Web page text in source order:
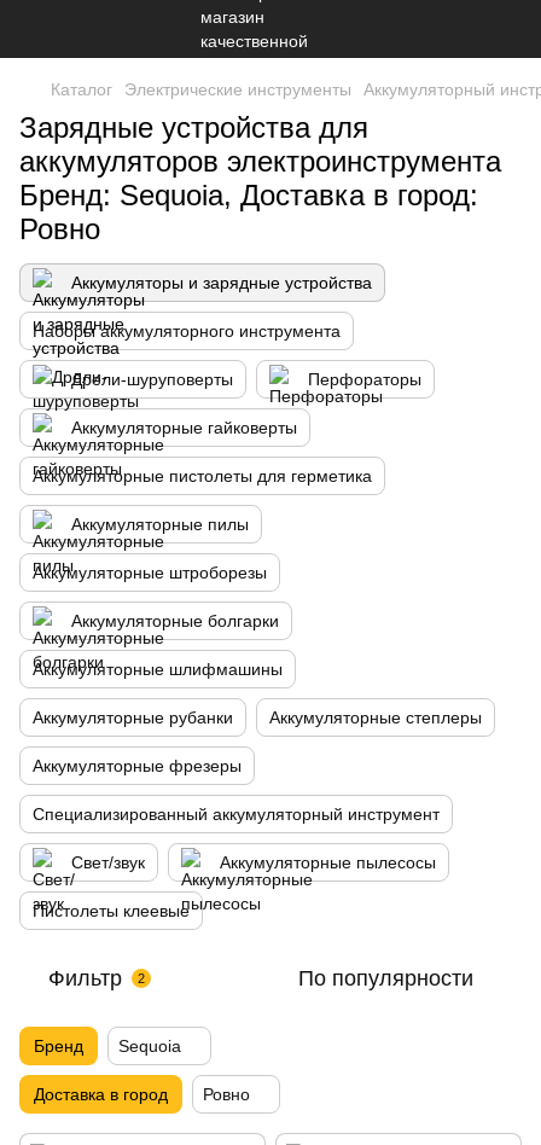
Каталог Электрические инструменты Аккумуляторный
Зарядные устройства для
аккумуляторов электроинструмента
Бренд: Sequoia, Доставка в город:
Ровно
Аккумуляторы и зарядные устройства
Наборы аккумуляторного инструмента
Дрели-шуруповерты Перфораторы
Аккумуляторные гайковерты
Аккумуляторные пистолеты для герметика
Аккумуляторные пилы
Аккумуляторные штроборезы
Аккумуляторные болгарки
Аккумуляторные шлифмашины
Аккумуляторные рубанки Аккумуляторные степлеры
Аккумуляторные фрезеры
Специализированный аккумуляторный инструмент
Свет/звук Аккумуляторные пылесосы
Пистолеты клеевые
Фильтр 2 По популярности
Бренд Sequoia
Доставка в город Ровно